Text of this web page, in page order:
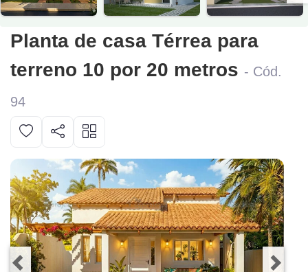
Planta de casa Térrea para
terreno 10 por 20 metros - Cód.
94